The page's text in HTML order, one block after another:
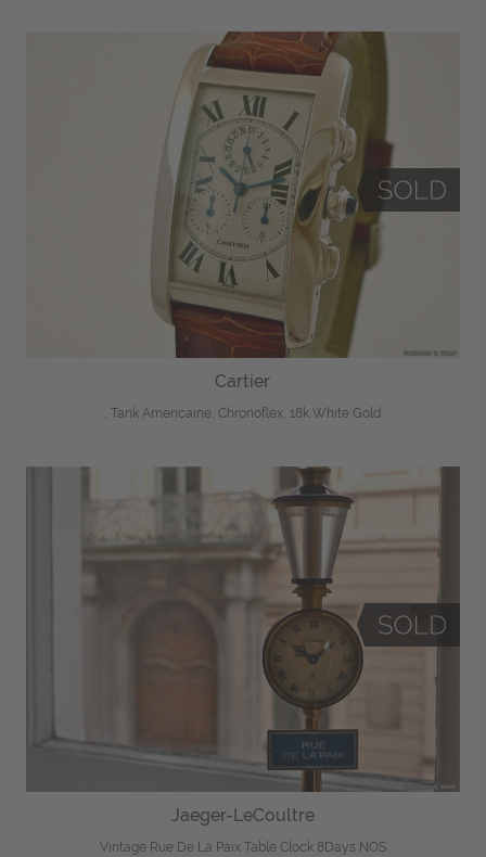
Cartier
, Tank Americaine, Chronoflex, 18k White Gold
Jaeger-LeCoultre
Vintage Rue De La Paix Table Clock 8Days NOS